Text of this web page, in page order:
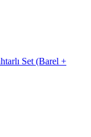
Set (Barel +